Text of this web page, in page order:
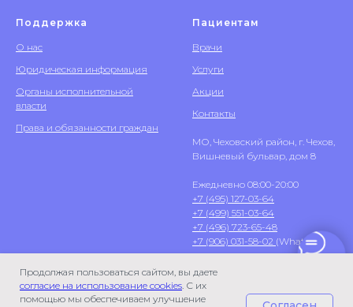
Продолжая пользоваться сайтом, вы даете
согласие на использование cookies. С их
помощью мы обеспечиваем улучшение
Поддержка
О нас
Юридическая информация
Органы исполнительной
власти
Права и обязанности граждан
Пациентам
Врачи
Услуги
Акции
Контакты
МО, Чеховский район, г. Чехов,
Вишневый бульвар, дом 8
Ежедневно 08:00-20:00
+7 (495) 127-03-64
+7 (499) 551-03-64
+7 (496) 723-65-48
+7 (906) 031-58-02 (WhatsApp)